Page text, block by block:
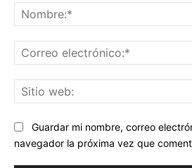
Guardar mi nombre, correo
navegador la próxima vez que